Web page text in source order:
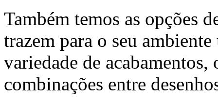
Também temos as opções
trazem para o seu
variedade de
combinações entre